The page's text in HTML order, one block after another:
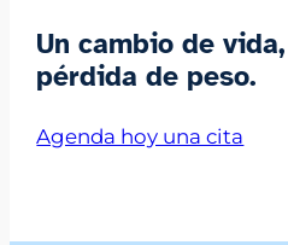
Un cambio de vida,
pérdida de peso.
Agenda hoy una cita